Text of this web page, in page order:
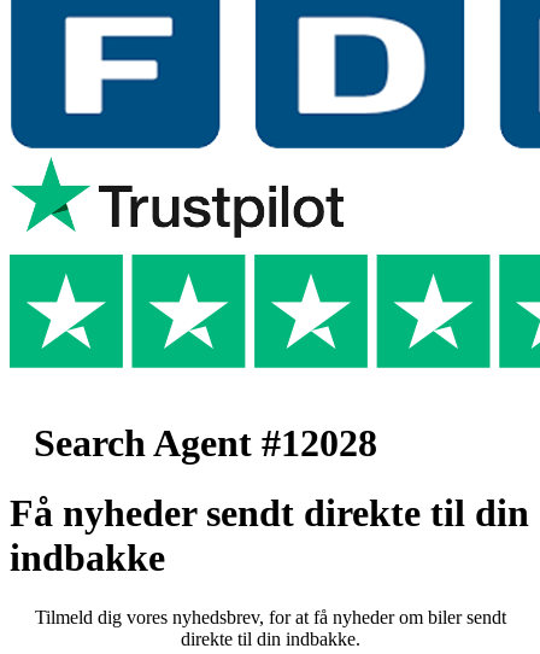
Search Agent #12028
Få nyheder sendt direkte til din
indbakke
Tilmeld dig vores nyhedsbrev, for at få nyheder om biler sendt
direkte til din indbakke.